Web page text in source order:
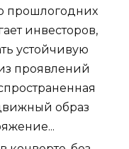
прошлогодних
инвесторов,
устойчивую
проявлений
образ